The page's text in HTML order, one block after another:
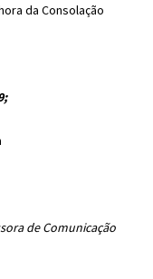
da Consolação
de Comunicação